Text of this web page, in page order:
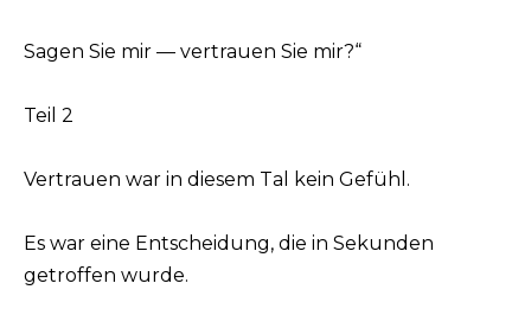
Sagen Sie mir — vertrauen Sie mir?“
Teil 2
Vertrauen war in diesem Tal kein Gefühl.
Es war eine Entscheidung, die in Sekunden
getroffen wurde.